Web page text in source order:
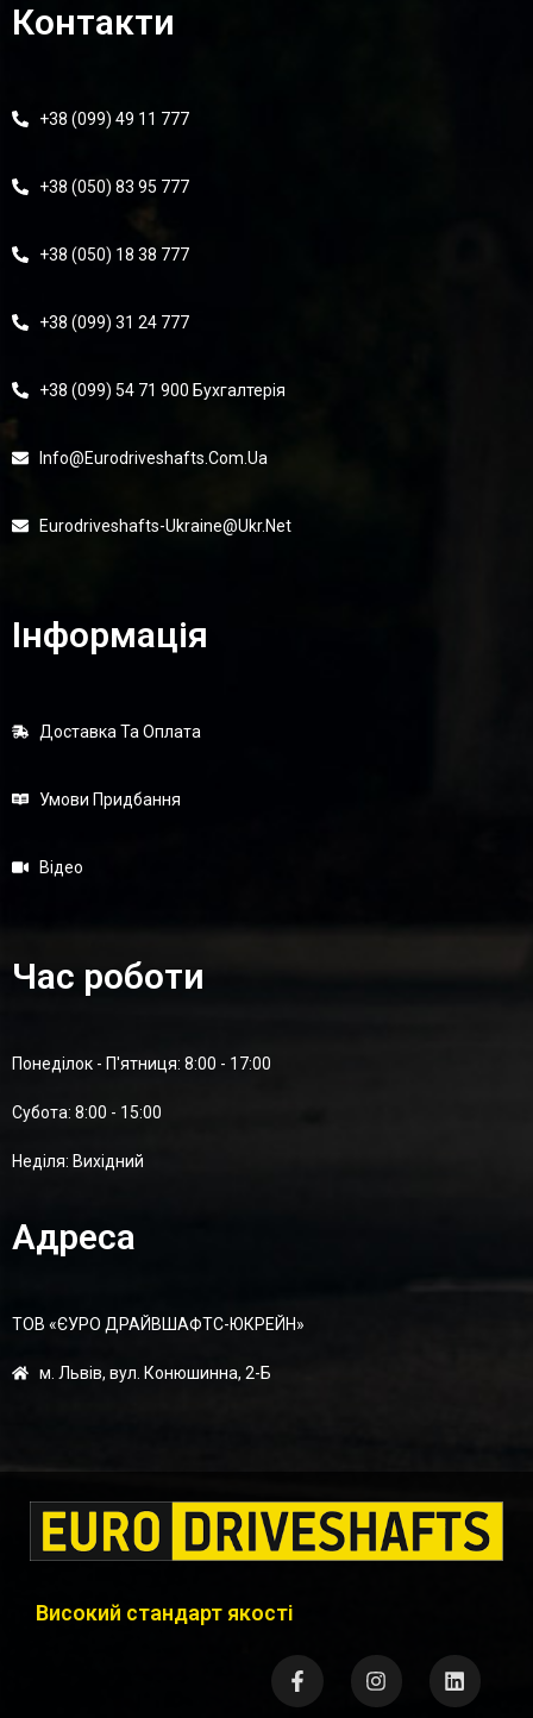
Контакти
+38 (099) 49 11 777
+38 (050) 83 95 777
+38 (050) 18 38 777
+38 (099) 31 24 777
+38 (099) 54 71 900 Бухгалтерія
Info@eurodriveshafts.com.ua
Eurodriveshafts-Ukraine@ukr.net
Інформація
Доставка Та Оплата
Умови Придбання
Відео
Час роботи
Понеділок - П'ятниця: 8:00 - 17:00
Суботa: 8:00 - 15:00
Неділя: Вихідний
Адреса
ТОВ «ЄУРО ДРАЙВШАФТC-ЮКРЕЙН»
м. Львів, вул. Конюшинна, 2-Б
Високий стандарт якості